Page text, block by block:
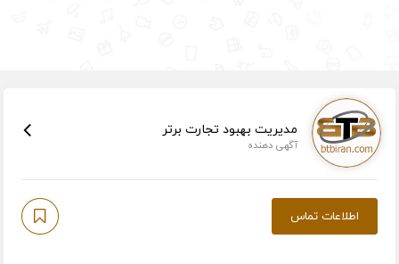
مدیریت بهبود تجارت برتر
آگهی دهنده
اطلاعات تماس